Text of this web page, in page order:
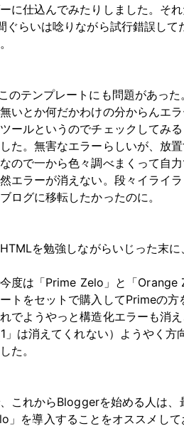
に仕込んでみたりしました。そ
ぐらいは唸りながら試行錯誤し
のテンプレートにも問題があっ
いとか何だかわけの分からんエ
ールというのでチェックしてみ
た。無害なエラーらしいが、放
ので一から色々調べまくって自
エラーが消えない。段々イライ
ログに移転したかったのに。
を勉強しながらいじった末に
度は「Prime Zelo」と「Orange
トをセットで購入してPrimeの
でようやっと構造化エラーも消
」は消えてくれない）ようやく
た。
これからBloggerを始める人は
」を導入することをオススメして